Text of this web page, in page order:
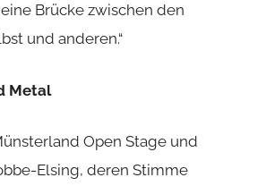
Brücke zwischen den
und anderen.“
Metal
Open Stage und
Elsing, deren Stimme